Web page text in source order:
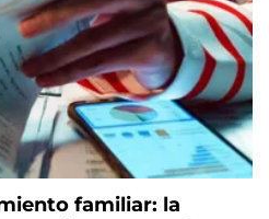
familiar: la